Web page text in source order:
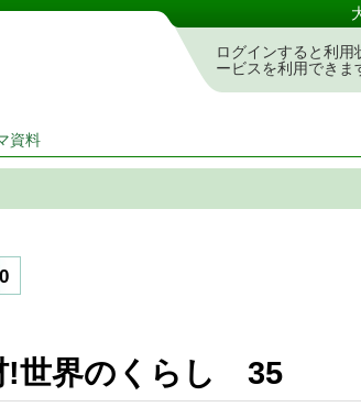
ログインすると利用
ービスを利用できま
資料
0
!世界のくらし 35